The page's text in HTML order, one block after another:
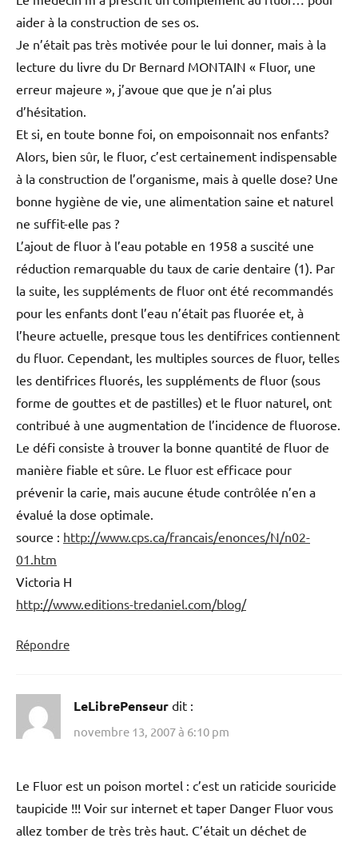
aider à la construction de ses os.
Je n’était pas très motivée pour le lui donner, mais à la
lecture du livre du Dr Bernard MONTAIN « Fluor, une
erreur majeure », j’avoue que que je n’ai plus
d’hésitation.
Et si, en toute bonne foi, on empoisonnait nos enfants?
Alors, bien sûr, le fluor, c’est certainement indispensable
à la construction de l’organisme, mais à quelle dose? Une
bonne hygiène de vie, une alimentation saine et naturel
ne suffit-elle pas ?
L’ajout de fluor à l’eau potable en 1958 a suscité une
réduction remarquable du taux de carie dentaire (1). Par
la suite, les suppléments de fluor ont été recommandés
pour les enfants dont l’eau n’était pas fluorée et, à
l’heure actuelle, presque tous les dentifrices contiennent
du fluor. Cependant, les multiples sources de fluor, telles
les dentifrices fluorés, les suppléments de fluor (sous
forme de gouttes et de pastilles) et le fluor naturel, ont
contribué à une augmentation de l’incidence de fluorose.
Le défi consiste à trouver la bonne quantité de fluor de
manière fiable et sûre. Le fluor est efficace pour
prévenir la carie, mais aucune étude contrôlée n’en a
évalué la dose optimale.
source : http://www.cps.ca/francais/enonces/N/n02-
01.htm
Victoria H
http://www.editions-tredaniel.com/blog/
Répondre
LeLibrePenseur dit :
novembre 13, 2007 à 6:10 pm
Le Fluor est un poison mortel : c’est un raticide souricide
taupicide !!! Voir sur internet et taper Danger Fluor vous
allez tomber de très très haut. C’était un déchet de